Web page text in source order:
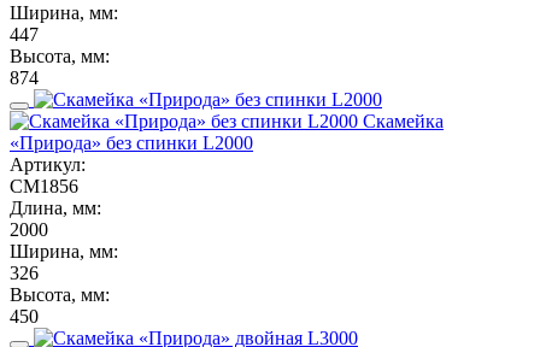
Ширина, мм:
447
Высота, мм:
874
Скамейка
«Природа» без спинки L2000
Артикул:
СМ1856
Длина, мм:
2000
Ширина, мм:
326
Высота, мм:
450